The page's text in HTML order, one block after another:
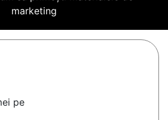
marketing
pe